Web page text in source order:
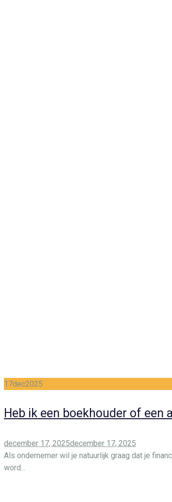
17dec2025
Heb ik een boekhouder of een
Posted
on
december 17, 2025december 17, 2025
Als ondernemer wil je natuurlijk graag dat je
word...